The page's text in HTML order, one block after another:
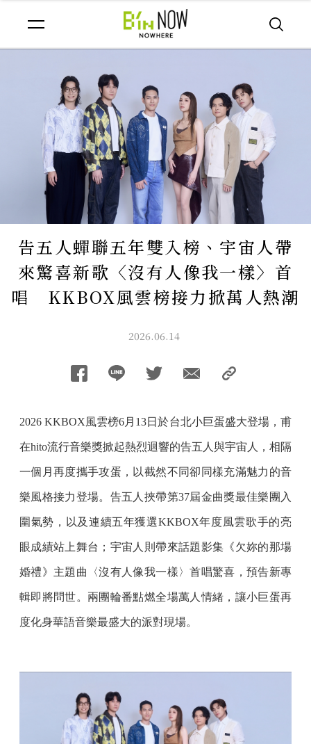
告五人蟬聯五年雙入榜、宇宙人帶
來驚喜新歌〈沒有人像我一樣〉首
唱 KKBOX風雲榜接力掀萬人熱潮
2026.06.14
2026 KKBOX風雲榜6月13日於台北小巨蛋盛大登場，甫
在hito流行音樂獎掀起熱烈迴響的告五人與宇宙人，相隔
一個月再度攜手攻蛋，以截然不同卻同樣充滿魅力的音
樂風格接力登場。告五人挾帶第37屆金曲獎最佳樂團入
圍氣勢，以及連續五年獲選KKBOX年度風雲歌手的亮
眼成績站上舞台；宇宙人則帶來話題影集《欠妳的那場
婚禮》主題曲〈沒有人像我一樣〉首唱驚喜，預告新專
輯即將問世。兩團輪番點燃全場萬人情緒，讓小巨蛋再
度化身華語音樂最盛大的派對現場。